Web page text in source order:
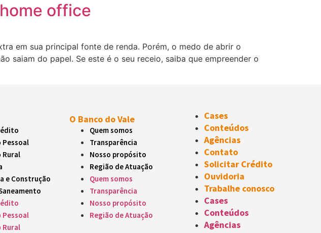
office
em sua principal fonte de renda. Porém, o medo de abrir o
saiam do papel. Se este é o seu receio, saiba que empreender o
Rural
e Construção
Rural
O Banco do Vale
Quem somos
Transparência
Nosso propósito
Região de Atuação
Quem somos
Transparência
Nosso propósito
Região de Atuação
Cases
Conteúdos
Agências
Contato
Solicitar Crédito
Ouvidoria
Trabalhe conosco
Cases
Conteúdos
Agências